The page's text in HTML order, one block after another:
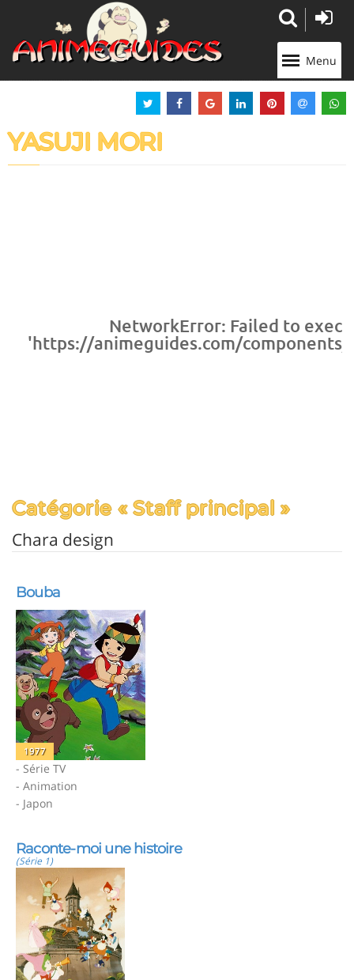
Menu
YASUJI MORI
NetworkError: Failed to
'https://animeguides.com/
Catégorie « Staff principal »
Chara design
Bouba
1977
- Série TV
- Animation
- Japon
Raconte-moi une histoire
(Série 1)
Panneau de gestion des cookies